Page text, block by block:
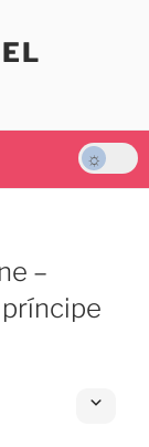
–